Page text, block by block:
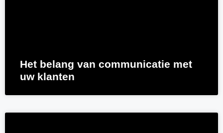
Het belang van communicatie met
uw klanten